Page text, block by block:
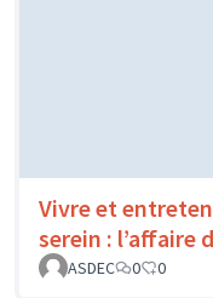
Vivre et
serein : l’affaire
ASDEC
0 0